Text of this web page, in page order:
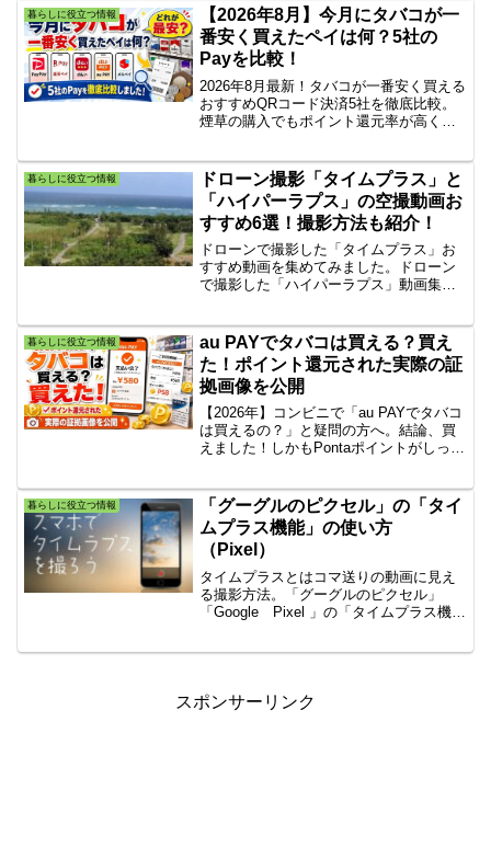
どJAL独自特典の価値と注意点を詳しく
紹介します。
暮らしに役立つ情報
【2026年8月】今月にタバコが一
番安く買えたペイは何？5社の
Payを比較！
2026年8月最新！タバコが一番安く買える
おすすめQRコード決済5社を徹底比較。
煙草の購入でもポイント還元率が高く、
い方や、今月最もお得に買う裏ワザを見
逃さないでください
暮らしに役立つ情報
ドローン撮影「タイムプラス」と
「ハイパーラプス」の空撮動画お
すすめ6選！撮影方法も紹介！
ドローンで撮影した「タイムプラス」お
すすめ動画を集めてみました。ドローン
で撮影した「ハイパーラプス」動画集も
新絶景「タイムスケイプ」＆「ハイパー
ラプス」【NHK】
暮らしに役立つ情報
au PAYでタバコは買える？買え
た！ポイント還元された実際の証
拠画像を公開
【2026年】コンビニで「au PAYでタバコ
は買えるの？」と疑問の方へ。結論、買
えました！しかもPontaポイントがしっか
が、auカードを使った裏ワザまで徹底解
説します！
暮らしに役立つ情報
「グーグルのピクセル」の「タイ
ムプラス機能」の使い方
（Pixel）
タイムプラスとはコマ送りの動画に見え
る撮影方法。「グーグルのピクセル」
「Google Pixel 」の「タイムプラス機
スポンサーリンク